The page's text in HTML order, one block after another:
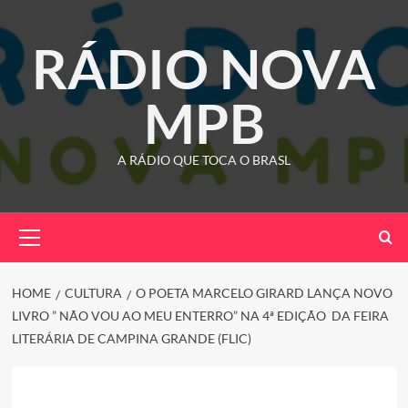
to
contentRÁDIO NOVA
MPB
A RÁDIO QUE TOCA O BRASL
Menu
HOME CULTURA
O POETA MARCELO GIRARD LANÇA NOVO
LIVRO ” NÃO VOU AO MEU ENTERRO” NA 4ª EDIÇÃO DA FEIRA
LITERÁRIA DE CAMPINA GRANDE (FLIC)